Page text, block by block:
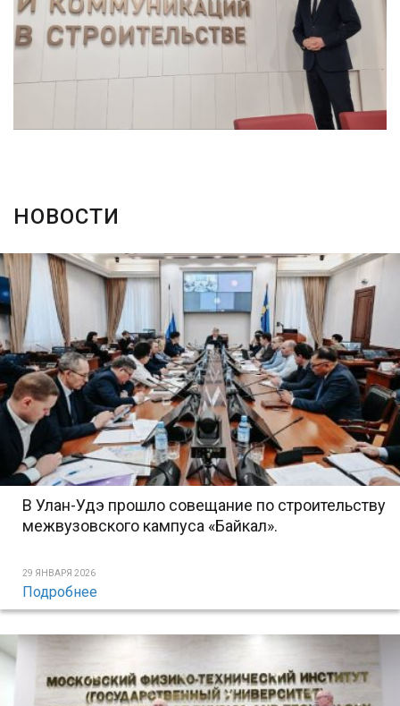
НОВОСТИ
В Улан-Удэ прошло совещание по строительству
межвузовского кампуса «Байкал».
29 ЯНВАРЯ 2026
Подробнее